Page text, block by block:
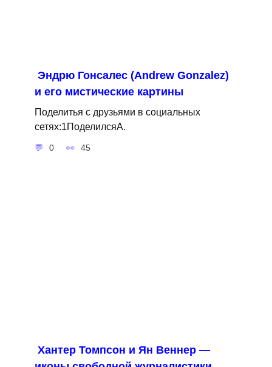
Эндрю Гонсалес (Andrew Gonzalez)
и его мистические картины
Поделитья с друзьями в социальных
сетях:1ПоделилсяA.
0 45
Хантер Томпсон и Ян Веннер —